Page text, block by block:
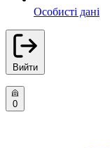
Особисті дані
Вийти
0